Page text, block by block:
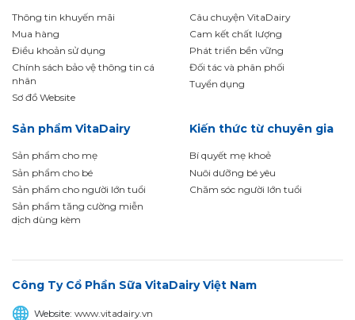
Thông tin khuyến mãi
Mua hàng
Điều khoản sử dụng
Chính sách bảo vệ thông tin cá
nhân
Sơ đồ Website
Câu chuyện VitaDairy
Cam kết chất lượng
Phát triển bền vững
Đối tác và phân phối
Tuyển dụng
Sản phẩm VitaDairy
Sản phẩm cho mẹ
Sản phẩm cho bé
Sản phẩm cho người lớn tuổi
Sản phẩm tăng cường miễn
dịch dùng kèm
Kiến thức từ chuyên gia
Bí quyết mẹ khoẻ
Nuôi dưỡng bé yêu
Chăm sóc người lớn tuổi
Công Ty Cổ Phần Sữa VitaDairy Việt Nam
Website:www.vitadairy.vn